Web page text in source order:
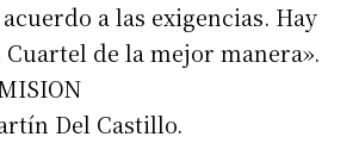
a las exigencias. Hay
de la mejor manera».
Del Castillo.